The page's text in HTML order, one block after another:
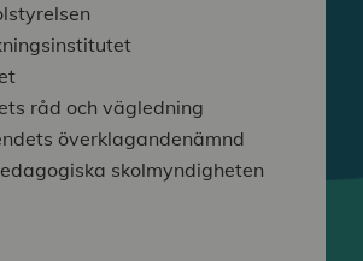
råd och vägledning
överklagandenämnd
skolmyndigheten